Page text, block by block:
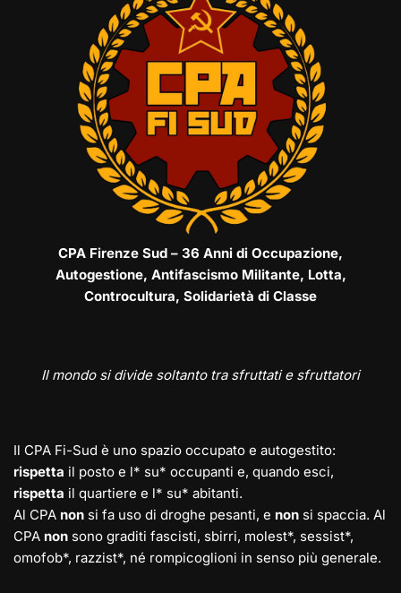
CPA Firenze Sud – 36 Anni di Occupazione,
Autogestione, Antifascismo Militante, Lotta,
Controcultura, Solidarietà di Classe
Il mondo si divide soltanto tra sfruttati e sfruttatori
Il CPA Fi-Sud è uno spazio occupato e autogestito:
rispetta il posto e l* su* occupanti e, quando esci,
rispetta il quartiere e l* su* abitanti.
Al CPA non si fa uso di droghe pesanti, e non si spaccia. Al
CPA non sono graditi fascisti, sbirri, molest*, sessist*,
omofob*, razzist*, né rompicoglioni in senso più generale.